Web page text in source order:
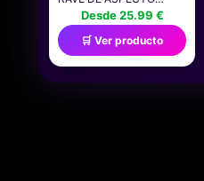
METALIZADO, DISFRAZ
PARA HOMBRE Y MUJER
DE ESTILO RETRO,
DISFRAZ DE GRUPO
PARA FIESTAS
TEMÁTICAS O
Desde 25.99 €
🛒 Ver producto